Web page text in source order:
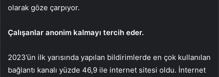
olarak göze çarpıyor.
Çalışanlar anonim kalmayı tercih eder.
2023’ün ilk yarısında yapılan bildirimlerde en çok kullanılan
bağlantı kanalı yüzde 46,9 ile internet sitesi oldu. İnternet